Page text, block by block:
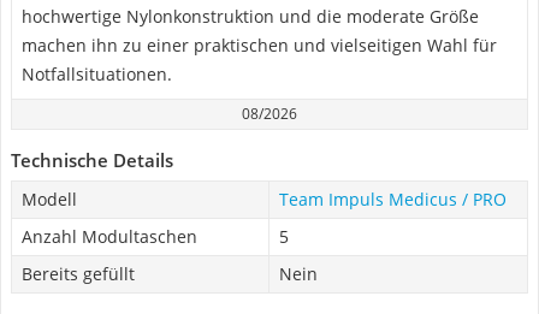
hochwertige Nylonkonstruktion und die moderate Größe
machen ihn zu einer praktischen und vielseitigen Wahl für
Notfallsituationen.
08/2026
Technische Details
Modell
Team Impuls Medicus / PRO
Anzahl Modultaschen
5
Bereits gefüllt
Nein